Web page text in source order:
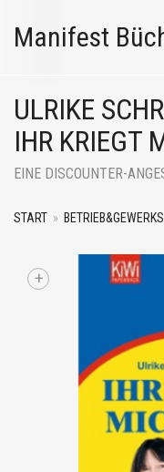
Manifest
ULRIKE
IHR KRIEGT
EINE DISCOUNTER-
START »
+